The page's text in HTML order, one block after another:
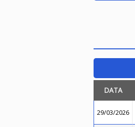
DATA
29/03/2026